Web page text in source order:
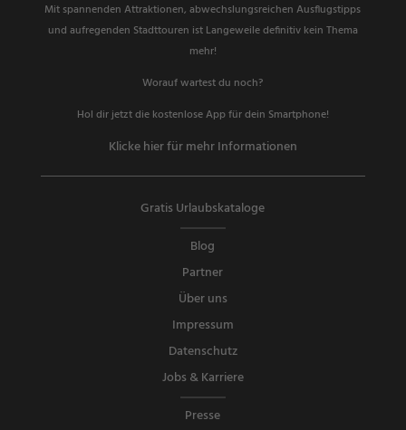
Mit spannenden Attraktionen, abwechslungsreichen Ausflugstipps
und aufregenden Stadttouren ist Langeweile definitiv kein Thema
mehr!
Worauf wartest du noch?
Hol dir jetzt die kostenlose App für dein Smartphone!
Klicke hier für mehr Informationen
Gratis Urlaubskataloge
Blog
Partner
Über uns
Impressum
Datenschutz
Jobs & Karriere
Presse